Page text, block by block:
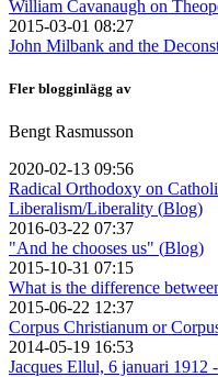
William Cavanaugh on
2015-03-01 08:27
John Milbank and the
Fler blogginlägg av
Bengt Rasmusson
2020-02-13 09:56
Radical Orthodoxy on
Liberalism/Liberality (Blog)
2016-03-22 07:37
"And he chooses us" (Blog)
2015-10-31 07:15
What is the difference
2015-06-22 12:37
Corpus Christianum or
2014-05-19 16:53
Jacques Ellul, 6 januari 1912